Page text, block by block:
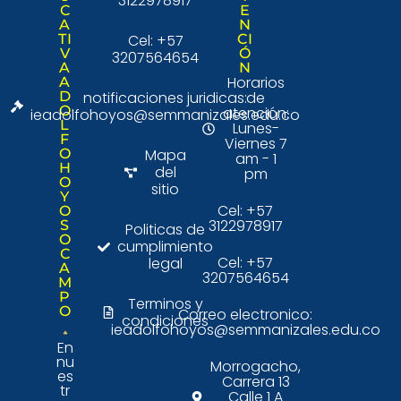
C
A
TI
V
A
A
D
O
L
F
O
H
O
Y
O
S
O
C
A
M
P
O
En
nu
es
tr
Cel: +57
3207564654
notificaciones juridicas:
ieadolfohoyos@semmanizales.edu.co
Mapa
del
sitio
Politicas de
cumplimiento
legal
Terminos y
condiciones
E
N
CI
Ó
N
Horarios
de
atención:
Lunes-
Viernes 7
am - 1
pm
Cel: +57
3122978917
Cel: +57
3207564654
Correo electronico:
ieadolfohoyos@semmanizales.edu.co
Morrogacho,
Carrera 13